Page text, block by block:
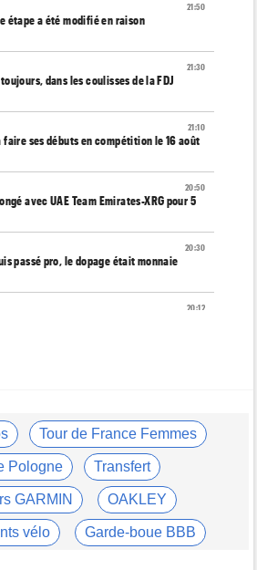
21:50
étape a été modifié en raison
21:30
dans les coulisses de la FDJ
21:10
ses débuts en compétition le 16 août
20:50
avec UAE Team Emirates-XRG pour 5
20:30
passé pro, le dopage était monnaie
20:12
passer pro trois jeunes de sa formation
tellement génial d'être cycliste"
me suis retrouvé un peu trop loin…"
la 4e étape devant Pithie
Tour de France Femmes
Pologne Transfert
GARMIN OAKLEY
vélo Garde-boue BBB